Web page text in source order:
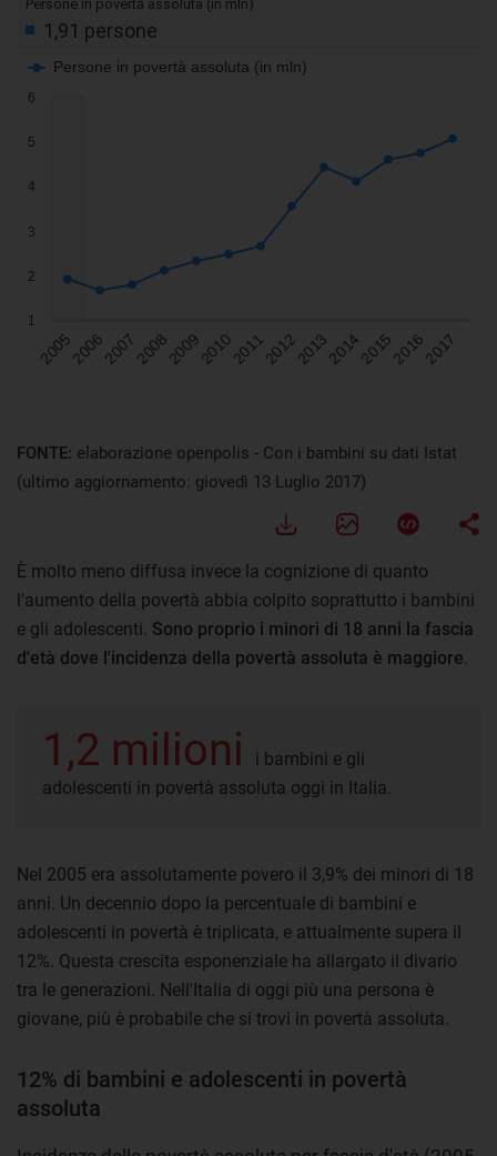
FONTE: elaborazione openpolis - Con i bambini su dati Istat
(ultimo aggiornamento: giovedì 13 Luglio 2017)
È molto meno diffusa invece la cognizione di quanto
l'aumento della povertà abbia colpito soprattutto i bambini
e gli adolescenti. Sono proprio i minori di 18 anni la fascia
d'età dove l'incidenza della povertà assoluta è maggiore
1,2 milioni
i bambini e gli
adolescenti in povertà assoluta oggi in Italia.
Nel 2005 era assolutamente povero il 3,9% dei minori di 18
anni. Un decennio dopo la percentuale di bambini e
adolescenti in povertà è triplicata, e attualmente supera il
12%. Questa crescita esponenziale ha allargato il divario
tra le generazioni. Nell'Italia di oggi più una persona è
giovane, più è probabile che si trovi in povertà assoluta.
12% di bambini e adolescenti in povertà
assoluta